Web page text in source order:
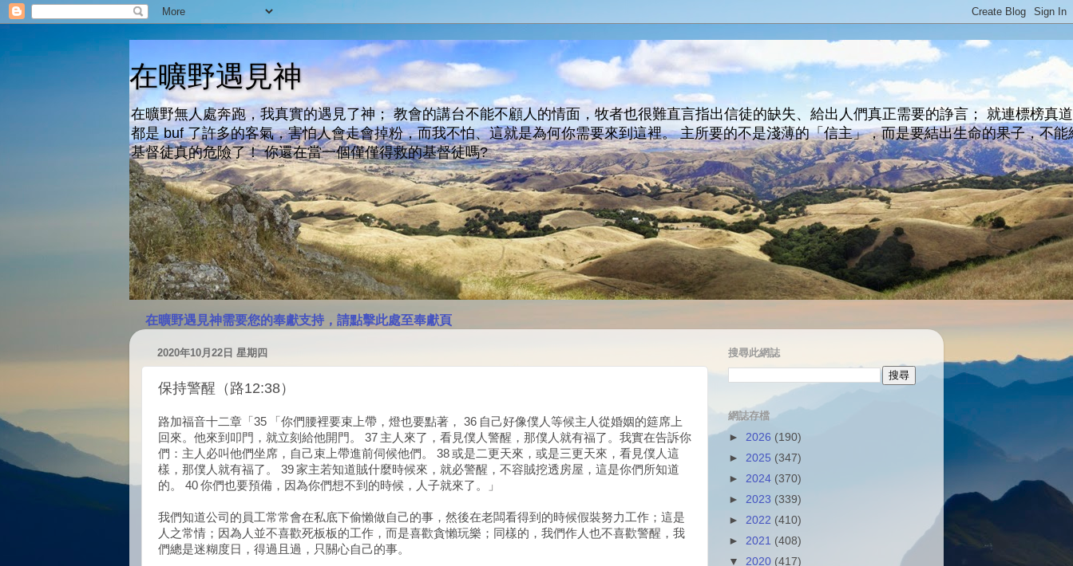
在曠野遇見神
在曠野無人處奔跑，我真實的遇見了神； 教會的講台不能不顧人的情面，牧者也很難直言指出信徒的缺失、給出人們真正需要的諍言； 就連標榜真
都是 buf 了許多的客氣，害怕人會走會掉粉，而我不怕、這就是為何你需要來到這裡。 主所要的不是淺薄的「信主」，而是要結出生命的果子，不能
基督徒真的危險了！ 你還在當一個僅僅得救的基督徒嗎?
在曠野遇見神需要您的奉獻支持，請點擊此處至奉獻頁
2020年10月22日 星期四
保持警醒（路12:38）
路加福音十二章「35 「你們腰裡要束上帶，燈也要點著， 36 自己好像僕人等候主人從婚姻的筵席上
回來。他來到叩門，就立刻給他開門。 37 主人來了，看見僕人警醒，那僕人就有福了。我實在告訴你
們：主人必叫他們坐席，自己束上帶進前伺候他們。 38 或是二更天來，或是三更天來，看見僕人這
樣，那僕人就有福了。 39 家主若知道賊什麼時候來，就必警醒，不容賊挖透房屋，這是你們所知道
的。 40 你們也要預備，因為你們想不到的時候，人子就來了。」
我們知道公司的員工常常會在私底下偷懶做自己的事，然後在老闆看得到的時候假裝努力工作；這是
人之常情；因為人並不喜歡死板板的工作，而是喜歡貪懶玩樂；同樣的，我們作人也不喜歡警醒，我
們總是迷糊度日，得過且過，只關心自己的事。
搜尋此網誌
網誌存檔
► 2026 (190)
► 2025 (347)
► 2024 (370)
► 2023 (339)
► 2022 (410)
► 2021 (408)
▼ 2020 (417)